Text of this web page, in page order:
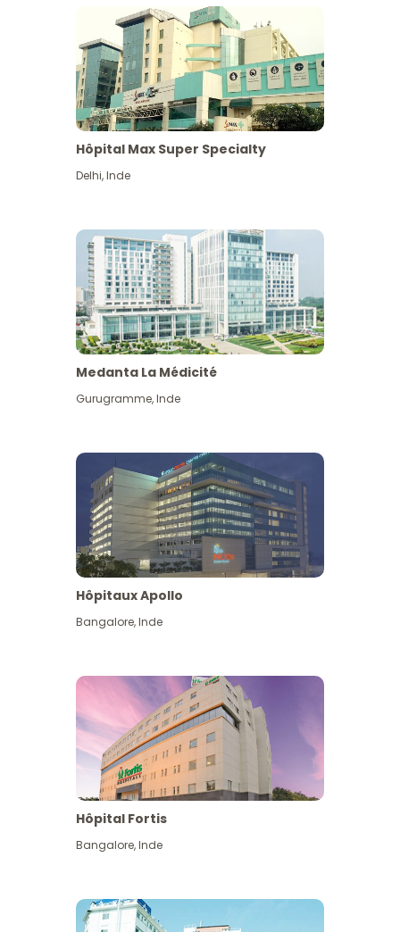
Hôpital Max Super Specialty
Delhi,Inde
Medanta La Médicité
Gurugramme,Inde
Hôpitaux Apollo
Bangalore,Inde
Hôpital Fortis
Bangalore,Inde